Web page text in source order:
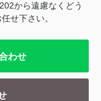
から遠慮なくどう
せ下さい。
わせ